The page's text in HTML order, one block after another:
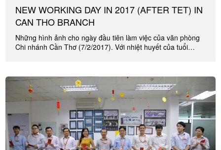
NEW WORKING DAY IN 2017 (AFTER TET) IN
CAN THO BRANCH
Những hình ảnh cho ngày đầu tiên làm việc của văn phòng
Chi nhánh Cần Thơ (7/2/2017). Với nhiệt huyết của tuổi…